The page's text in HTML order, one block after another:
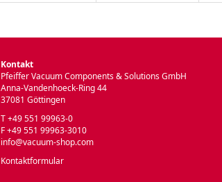
Kontakt
Pfeiffer Vacuum Components & Solutions GmbH
Anna-Vandenhoeck-Ring 44
37081 Göttingen
T +49 551 99963-0
F +49 551 99963-3010
info@vacuum-shop.com
Kontaktformular